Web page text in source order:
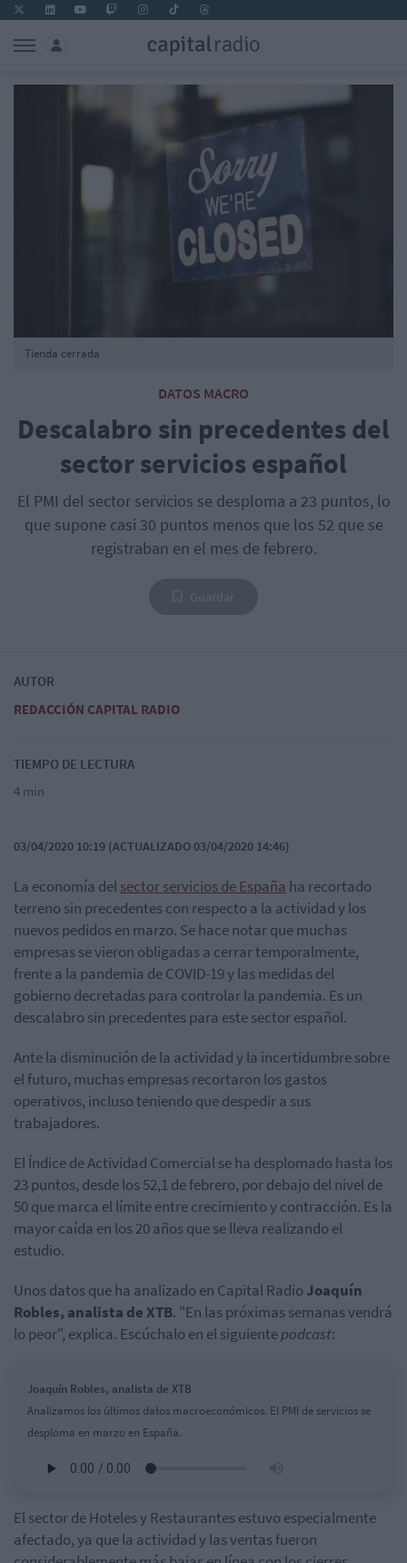
DATOS MACRO
Descalabro sin precedentes del
sector servicios español
El PMI del sector servicios se desploma a 23 puntos, lo
que supone casi 30 puntos menos que los 52 que se
registraban en el mes de febrero.
Tienda cerrada
AUTOR
REDACCIÓN CAPITAL RADIO
TIEMPO DE LECTURA
4 min
03/04/2020 10:19 (ACTUALIZADO 03/04/2020 14:46)
La economía delsector servicios de España ha recortado
terreno sin precedentes con respecto a la actividad y los
nuevos pedidos en marzo. Se hace notar que muchas
empresas se vieron obligadas a cerrar temporalmente,
frente a la pandemia de COVID-19 y las medidas del
gobierno decretadas para controlar la pandemia. Es un
descalabro sin precedentes para este sector español.
Ante la disminución de la actividad y la incertidumbre sobre
el futuro, muchas empresas recortaron los gastos
operativos, incluso teniendo que despedir a sus
trabajadores.
El Índice de Actividad Comercial se ha desplomado hasta los
23 puntos, desde los 52,1 de febrero, por debajo del nivel de
50 que marca el límite entre crecimiento y contracción. Es la
mayor caída en los 20 años que se lleva realizando el
estudio.
Unos datos que ha analizado en Capital Radio Joaquín
Robles, analista de XTB. "En las próximas semanas vendrá
lo peor", explica. Escúchalo en el siguientepodcast:
Joaquín Robles, analista de XTB
Analizamos los últimos datos macroeconómicos. El PMI de servicios se
desploma en marzo en España.
El sector de Hoteles y Restaurantes estuvo especialmente
afectado, ya que la actividad y las ventas fueron